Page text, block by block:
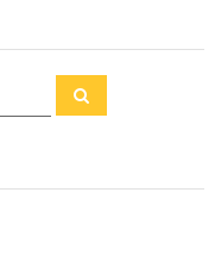
B
u